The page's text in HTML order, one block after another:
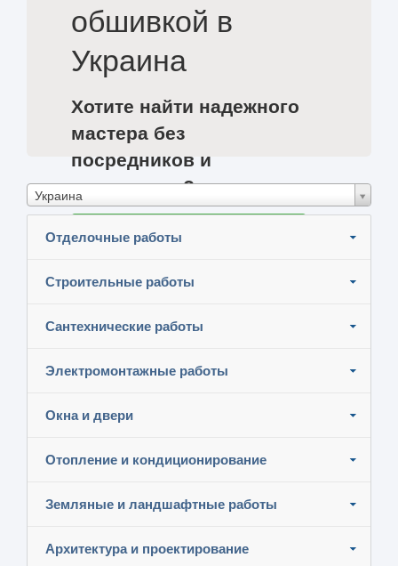
обшивкой в
Украина
Хотите найти надежного
мастера без
посредников и
сэкономить?
Украина
Отделочные работы
Строительные работы
Сантехнические работы
Электромонтажные работы
Окна и двери
Отопление и кондиционирование
Земляные и ландшафтные работы
Архитектура и проектирование